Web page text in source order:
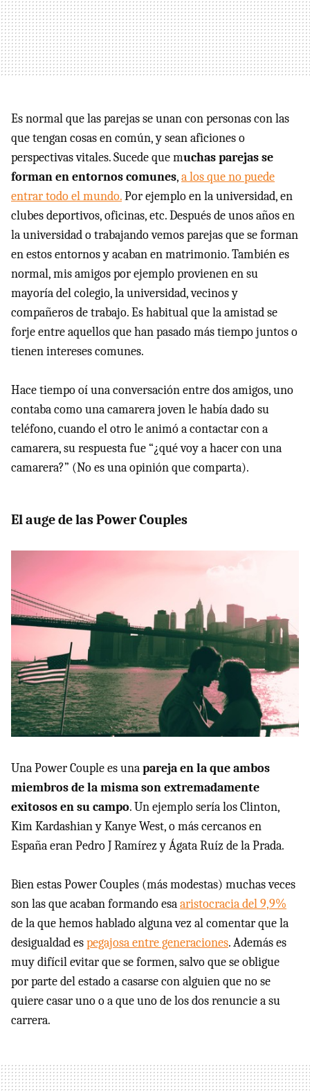
Es normal que las parejas se unan con personas con las
que tengan cosas en común, y sean aficiones o
perspectivas vitales. Sucede que muchas parejas se
forman en entornos comunes,a los que no puede
entrar todo el mundo.Por ejemplo en la universidad, en
clubes deportivos, oficinas, etc. Después de unos años en
la universidad o trabajando vemos parejas que se forman
en estos entornos y acaban en matrimonio. También es
normal, mis amigos por ejemplo provienen en su
mayoría del colegio, la universidad, vecinos y
compañeros de trabajo. Es habitual que la amistad se
forje entre aquellos que han pasado más tiempo juntos o
tienen intereses comunes.
Hace tiempo oí una conversación entre dos amigos, uno
contaba como una camarera joven le había dado su
teléfono, cuando el otro le animó a contactar con a
camarera, su respuesta fue “¿qué voy a hacer con una
camarera?” (No es una opinión que comparta).
El auge de las Power Couples
Una Power Couple es unapareja en la que ambos
miembros de la misma son extremadamente
exitosos en su campo. Un ejemplo sería los Clinton,
Kim Kardashian y Kanye West, o más cercanos en
España eran Pedro J Ramírez y Ágata Ruíz de la Prada.
Bien estas Power Couples (más modestas) muchas veces
son las que acaban formando esaaristocracia del 9,9%
de la que hemos hablado alguna vez al comentar que la
desigualdad espegajosa entre generaciones. Además es
muy difícil evitar que se formen, salvo que se obligue
por parte del estado a casarse con alguien que no se
quiere casar uno o a que uno de los dos renuncie a su
carrera.